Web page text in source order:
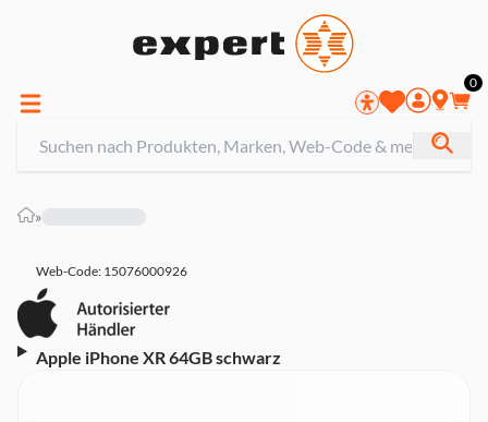
0
»
Web-Code: 15076000926
Apple iPhone XR 64GB schwarz